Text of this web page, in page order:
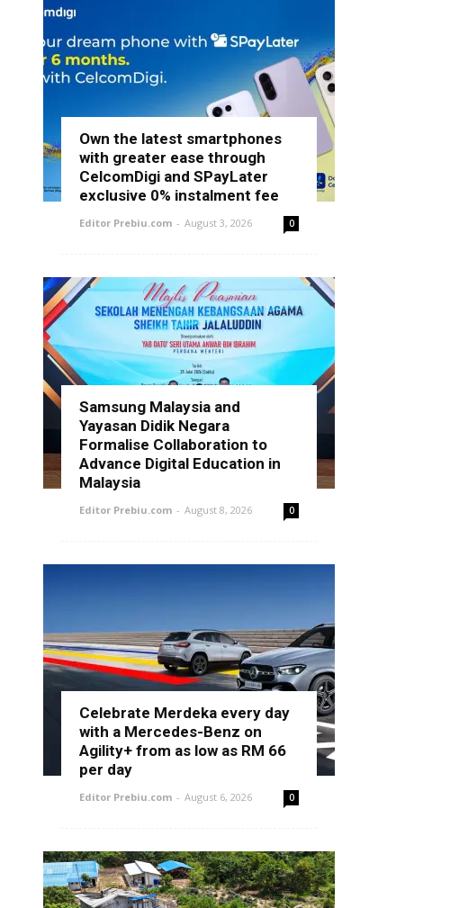
Own the latest smartphones
with greater ease through
CelcomDigi and SPayLater
exclusive 0% instalment fee
Editor Prebiu.com - August 3, 2026 0
Samsung Malaysia and
Yayasan Didik Negara
Formalise Collaboration to
Advance Digital Education in
Malaysia
Editor Prebiu.com - August 8, 2026 0
Celebrate Merdeka every day
with a Mercedes-Benz on
Agility+ from as low as RM 66
per day
Editor Prebiu.com - August 6, 2026 0